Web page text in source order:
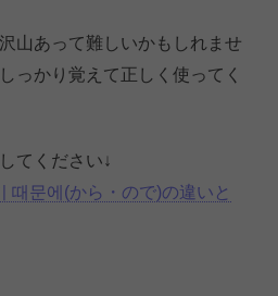
山あって難しいかもしれませ
っかり覚えて正しく使ってく
てください↓
때문에(から・ので)の違いと